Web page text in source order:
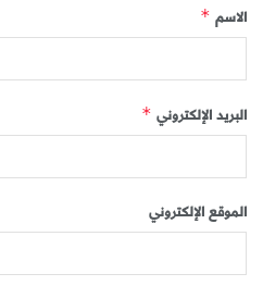
الاسم *
البريد الإلكتروني *
الموقع الإلكتروني